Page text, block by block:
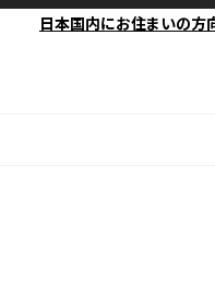
日本国内にお住まいの方